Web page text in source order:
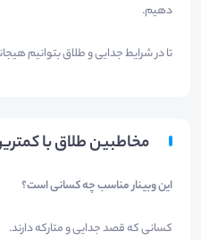
دهیم.
تا در شرایط جدایی و طلاق بتوانیم
مخاطبین طلاق با
این وبینار مناسب چه کسانی است؟
کسانی که قصد جدایی و متارکه دارند.